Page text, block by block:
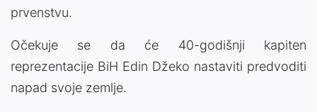
prvenstvu.
Očekuje se da će 40-godišnji kapiten
reprezentacije BiH Edin Džeko nastaviti predvoditi
napad svoje zemlje.